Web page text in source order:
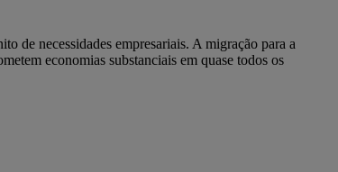
de necessidades empresariais. A migração para a
economias substanciais em quase todos os